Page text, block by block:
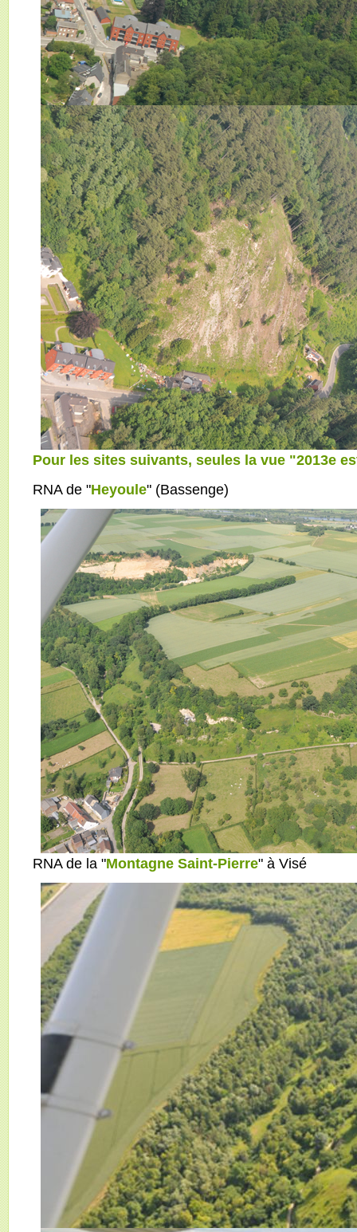
Pour les sites suivants, seules la vue "2013e
RNA de "Heyoule" (Bassenge)
RNA de la "Montagne Saint-Pierre" à Visé